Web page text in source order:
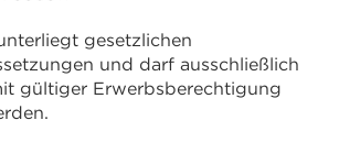
gesetzlichen
und darf ausschließlich
gültiger Erwerbsberechtigung